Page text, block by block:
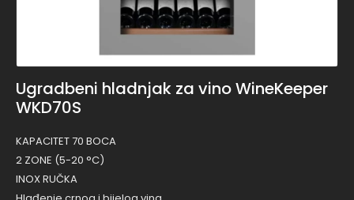
Ugradbeni hladnjak za vino WineKeeper
WKD70S
KAPACITET 70 BOCA
2 ZONE (5-20 °C)
INOX RUČKA